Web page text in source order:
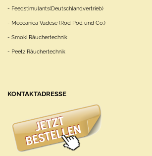
- Feedstimulants(Deutschlandvertrieb)
- Meccanica Vadese (Rod Pod und Co.)
- Smoki Räuchertechnik
- Peetz Räuchertechnik
KONTAKTADRESSE